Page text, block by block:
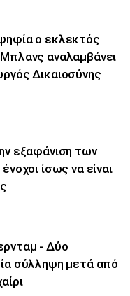
ο εκλεκτός
αναλαμβάνει
Δικαιοσύνης
εξαφάνιση των
ίσως να είναι
- Δύο
σύλληψη μετά από